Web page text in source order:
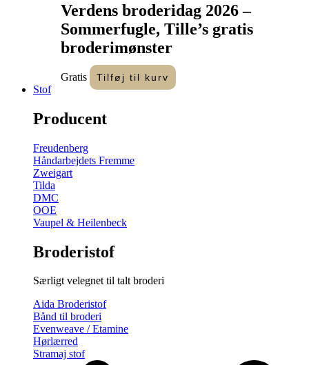
Verdens broderidag 2026 –
Sommerfugle, Tille’s gratis
broderimønster
Gratis Tilføj til kurv
Stof
Producent
Freudenberg
Håndarbejdets Fremme
Zweigart
Tilda
DMC
OOE
Vaupel & Heilenbeck
Broderistof
Særligt velegnet til talt broderi
Aida Broderistof
Bånd til broderi
Evenweave / Etamine
Hørlærred
Stramaj stof